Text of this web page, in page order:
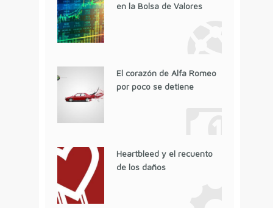
en la Bolsa de Valores
El corazón de Alfa Romeo
por poco se detiene
Heartbleed y el recuento
de los daños